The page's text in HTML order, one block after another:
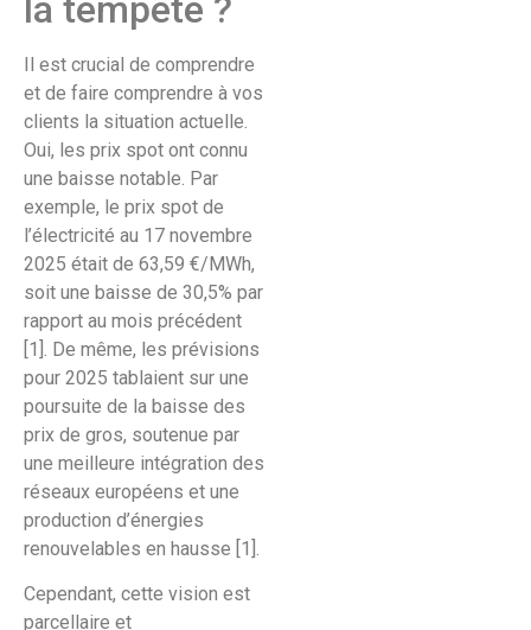
Il est crucial de comprendre
et de faire comprendre à vos
clients la situation actuelle.
Oui, les prix spot ont connu
une baisse notable. Par
exemple, le prix spot de
l’électricité au 17 novembre
2025 était de 63,59 €/MWh,
soit une baisse de 30,5% par
rapport au mois précédent
[1]. De même, les prévisions
pour 2025 tablaient sur une
poursuite de la baisse des
prix de gros, soutenue par
une meilleure intégration des
réseaux européens et une
production d’énergies
renouvelables en hausse [1].
Cependant, cette vision est
parcellaire et